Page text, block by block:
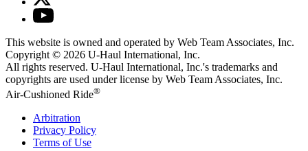
This website is owned and operated by Web Team Associates, Inc.
Copyright © 2026 U-Haul International, Inc.
All rights reserved. U-Haul International, Inc.'s trademarks and
copyrights are used under license by Web Team Associates, Inc.
Air-Cushioned Ride®
Arbitration
Privacy Policy
Terms of Use